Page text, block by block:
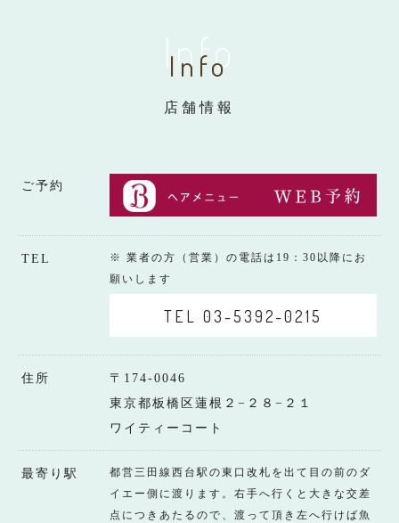
Info
Info
店舗情報
ご予約
TEL
※ 業者の方（営業）の電話は19：30以降にお
願いします
TEL 03-5392-0215
住所
〒174-0046
東京都板橋区蓮根２−２８−２１
ワイティーコート
最寄り駅
都営三田線西台駅の東口改札を出て目の前のダ
イエー側に渡ります。右手へ行くと大きな交差
点につきあたるので、渡って頂き左へ行けば魚